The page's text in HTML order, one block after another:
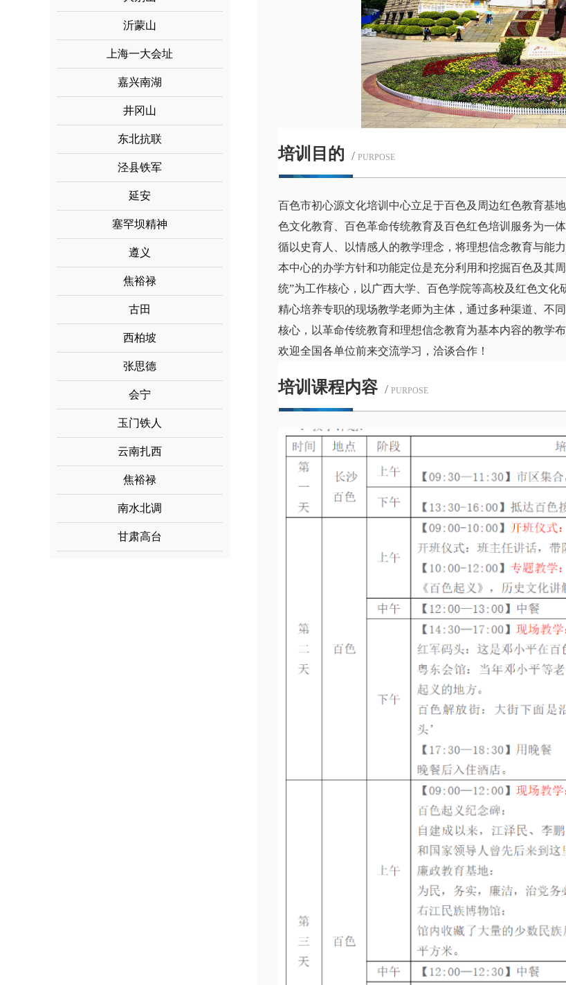
沂蒙山
上海一大会址
嘉兴南湖
井冈山
东北抗联
泾县铁军
延安
塞罕坝精神
遵义
焦裕禄
古田
西柏坡
张思德
会宁
玉门铁人
云南扎西
焦裕禄
南水北调
甘肃高台
培训目的 / PURPOSE
百色市初心源文化培训中心立足于百色及周边红色教育基
色文化教育、百色革命传统教育及百色红色培训服务为一
循以史育人、以情感人的教学理念，将理想信念教育与能力
本中心的办学方针和功能定位是充分利用和挖掘百色及其
统”为工作核心，以广西大学、百色学院等高校及红色文
精心培养专职的现场教学老师为主体，通过多种渠道、不
核心，以革命传统教育和理想信念教育为基本内容的教学布
欢迎全国各单位前来交流学习，洽谈合作！
培训课程内容 / PURPOSE